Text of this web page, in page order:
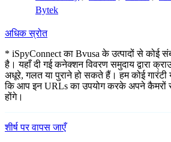
Bytek
अधिक स्रोत
* iSpyConnect का Bvusa के उत्पादों से कोई
है। यहाँ दी गई कनेक्शन विवरण समुदाय द्वारा
अधूरे, गलत या पुराने हो सकते हैं। हम कोई गारंटी
कि आप इन URLs का उपयोग करके अपने कैमरों
होंगे।
शीर्ष पर वापस जाएँ